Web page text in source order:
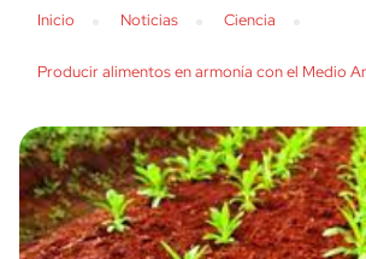
Inicio Noticias Ciencia
Producir alimentos en armonía con el Medio